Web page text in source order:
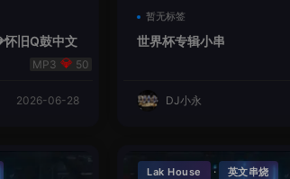
怀旧Q鼓中文
50
2026-06-28
暂无标签
世界杯专辑小串
DJ小永
Lak House · 英文串烧